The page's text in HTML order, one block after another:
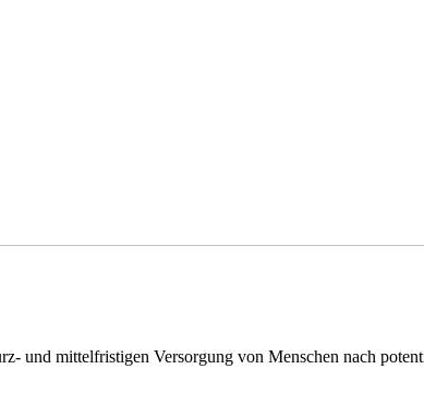
und mittelfristigen Versorgung von Menschen nach